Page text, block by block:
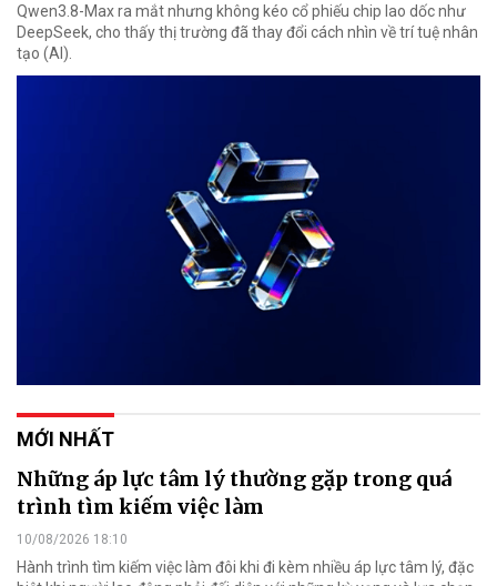
Qwen3.8-Max ra mắt nhưng không kéo cổ phiếu chip lao dốc như
DeepSeek, cho thấy thị trường đã thay đổi cách nhìn về trí tuệ nhân
tạo (AI).
MỚI NHẤT
Những áp lực tâm lý thường gặp trong quá
trình tìm kiếm việc làm
10/08/2026 18:10
Hành trình tìm kiếm việc làm đôi khi đi kèm nhiều áp lực tâm lý, đặc